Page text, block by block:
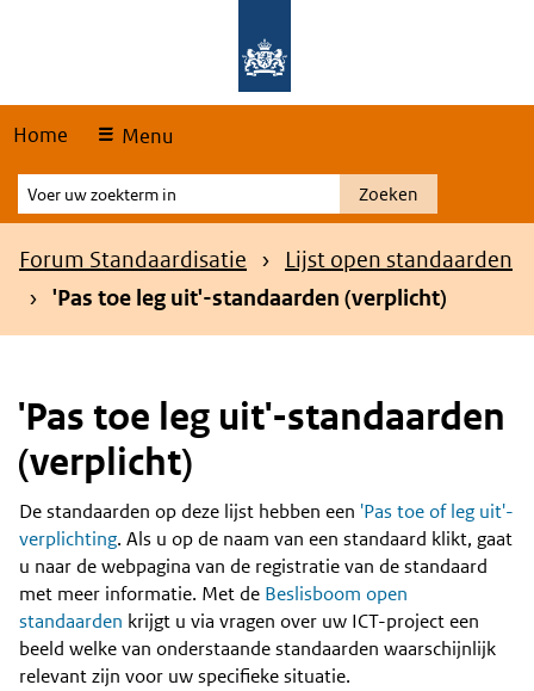
Home Menu
Voer
uw
zoekterm
Zoeken
Kruimelpad
Forum Standaardisatie
Lijst open standaarden
'Pas toe leg uit'-standaarden (verplicht)
'Pas toe leg uit'-standaarden
(verplicht)
Content
De standaarden op deze lijst hebben een 'Pas toe of leg uit'-
verplichting. Als u op de naam van een standaard klikt, gaat
u naar de webpagina van de registratie van de standaard
met meer informatie. Met de Beslisboom open
standaarden krijgt u via vragen over uw ICT-project een
beeld welke van onderstaande standaarden waarschijnlijk
relevant zijn voor uw specifieke situatie.